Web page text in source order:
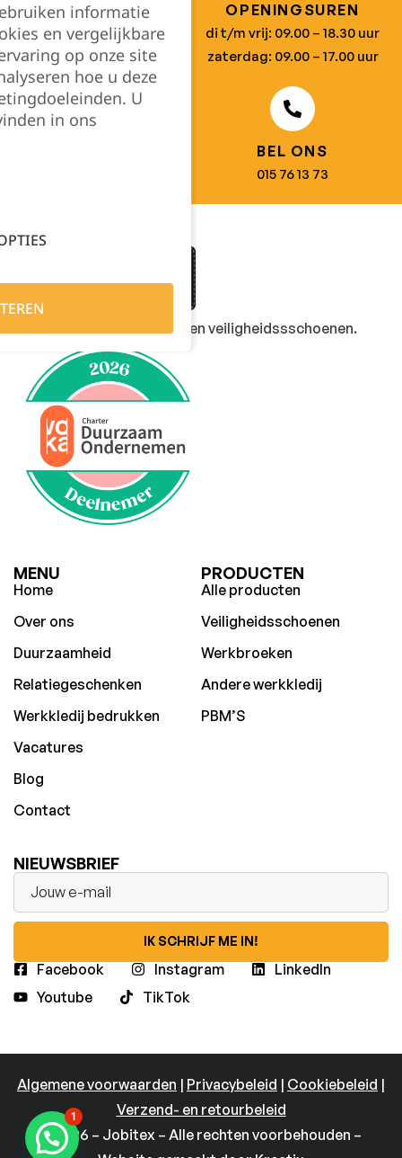
ADRES
Koningsbaan 74
2580 Beerzel
OPENINGSUREN
di t/m vrij: 09.00 – 18.30 uur
zaterdag: 09.00 – 17.00 uur
BEL ONS
015 76 13 73
Dé specialist in werkkledij en veiligheidssschoenen.
MENU
Home
Over ons
Duurzaamheid
Relatiegeschenken
Werkkledij bedrukken
Vacatures
Blog
Contact
PRODUCTEN
Alle producten
Veiligheidsschoenen
Werkbroeken
Andere werkkledij
PBM’S
NIEUWSBRIEF
IK SCHRIJF ME IN!
Facebook Instagram
LinkedIn
Youtube
TikTok
© 2026 – Jobitex – Alle rechten voorbehouden –
Algemene voorwaarden | Privacybeleid | Cookiebeleid |
Verzend- en retourbeleid
informatie
en vergelijkbare
op onze site
hoe u deze
U
in ons
1